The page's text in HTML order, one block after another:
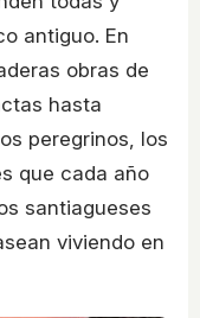
antiguo. En
obras de
hasta
peregrinos, los
que cada año
santiagueses
viviendo en